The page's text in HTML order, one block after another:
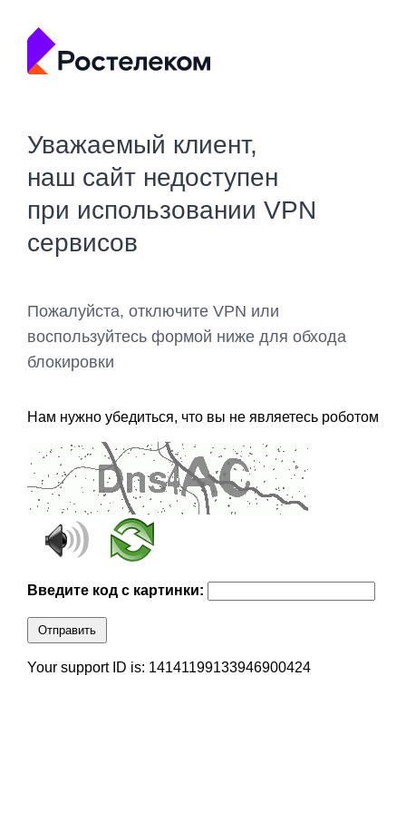
Уважаемый клиент,
наш сайт недоступен
при использовании VPN
сервисов
Пожалуйста, отключите VPN или
воспользуйтесь формой ниже для обхода
блокировки
Нам нужно убедиться, что вы не являетесь роботом
Введите код с картинки:
Отправить
Your support ID is: 14141199133946900424